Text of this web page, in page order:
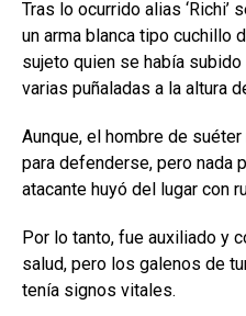
Tras lo ocurrido alias ‘Richi’
un arma blanca tipo cuchillo
sujeto quien se había
varias puñaladas a la altura
Aunque, el hombre de
para defenderse, pero nada
atacante huyó del lugar con
Por lo tanto, fue auxiliado y
salud, pero los galenos de
tenía signos vitales.